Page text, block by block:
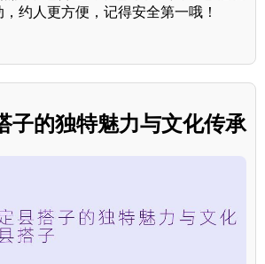
约人更方便，记得安全第一哦！
子的独特魅力与文化传承